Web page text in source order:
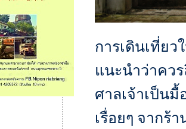
การเดินเที่ย
แนะนำว่าคว
ศาลเจ้าเป็นมื้
เรื่อยๆ จากร้